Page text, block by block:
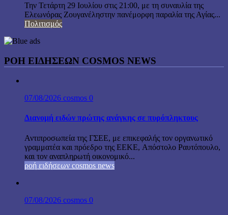
Την Τετάρτη 29 Ιουλίου στις 21:00, με τη συναυλία της
Ελεωνόρας Ζουγανέληστην πανέμορφη παραλία της Αγίας...
Πολιτισμός
ΡΟΗ ΕΙΔΗΣΕΩΝ COSMOS NEWS
07/08/2026 cosmos 0
Διανομή ειδών πρώτης ανάγκης σε πυρόπληκτους
Αντιπροσωπεία της ΓΣΕΕ, με επικεφαλής τον οργανωτικό
γραμματέα και πρόεδρο της ΕΕΚΕ, Απόστολο Ραυτόπουλο,
και τον αναπληρωτή οικονομικό...
ροή ειδήσεων cosmos news
07/08/2026 cosmos 0